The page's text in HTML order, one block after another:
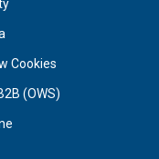
Cookies
(OWS)